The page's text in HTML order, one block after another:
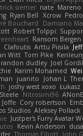
siemer nate Mareno
Ryan Bell Xcrow
Bouchard Damiano
Robert Tolppi:
Ransom Bergen
Clafoutis Arttu Piisila
Witt Tom Pike
dudley Joel
Karim Mohamed
juanito Johan L
joshy west xoxo Łukasz
Steele Nitrosimi96
Cory robertson
Studios Aleksey Pollack
Justper's Furry Avatar
Kevin Anderson
Thomas Elliott John